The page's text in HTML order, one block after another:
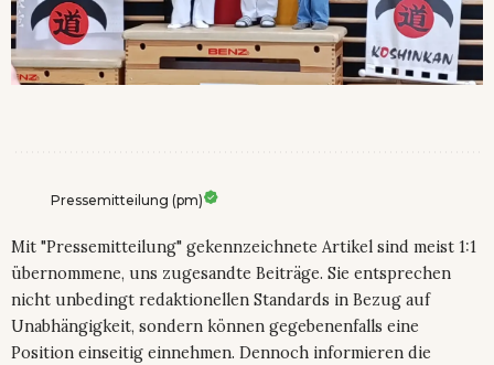
Pressemitteilung (pm)
Mit "Pressemitteilung" gekennzeichnete Artikel sind meist 1:1
übernommene, uns zugesandte Beiträge. Sie entsprechen
nicht unbedingt redaktionellen Standards in Bezug auf
Unabhängigkeit, sondern können gegebenenfalls eine
Position einseitig einnehmen. Dennoch informieren die